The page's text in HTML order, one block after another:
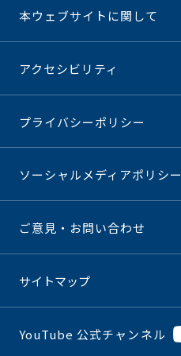
本ウェブサイトに関して
アクセシビリティ
プライバシーポリシー
ソーシャルメディアポリシー
ご意見・お問い合わせ
サイトマップ
YouTube 公式チャンネル